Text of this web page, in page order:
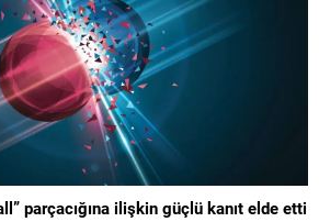
parçacığına ilişkin güçlü kanıt elde etti